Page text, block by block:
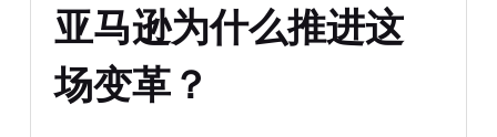
亚马逊为什么推进这
场变革？